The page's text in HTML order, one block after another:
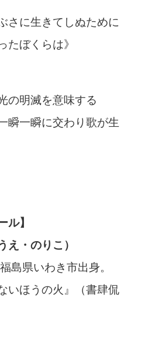
さに生きてしぬために
たぼくらは》
の明滅を意味する
瞬一瞬に交わり歌が生
ル】
え・のりこ）
島県いわき市出身。
いほうの火』（書肆侃